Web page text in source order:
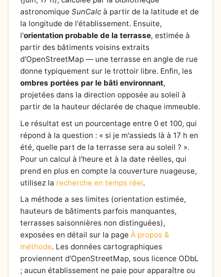
astronomique SunCalc à partir de la latitude et de
la longitude de l'établissement. Ensuite,
l'orientation probable de la terrasse, estimée à
partir des bâtiments voisins extraits
d'OpenStreetMap — une terrasse en angle de rue
donne typiquement sur le trottoir libre. Enfin, les
ombres portées par le bâti environnant,
projetées dans la direction opposée au soleil à
partir de la hauteur déclarée de chaque immeuble.
Le résultat est un pourcentage entre 0 et 100, qui
répond à la question : « si je m'assieds là à 17 h en
été, quelle part de la terrasse sera au soleil ? ».
Pour un calcul à l'heure et à la date réelles, qui
prend en plus en compte la couverture nuageuse,
utilisez la recherche en temps réel.
La méthode a ses limites (orientation estimée,
hauteurs de bâtiments parfois manquantes,
terrasses saisonnières non distinguées),
exposées en détail sur la page À propos &
méthode. Les données cartographiques
proviennent d'OpenStreetMap, sous licence ODbL
; aucun établissement ne paie pour apparaître ou